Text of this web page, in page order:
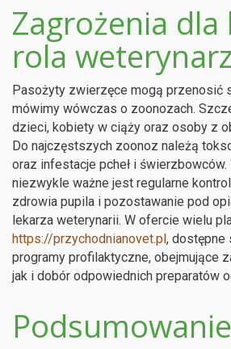
Zagrożenia dla
rola
Pasożyty zwierzęce mogą przenosić
mówimy wówczas o zoonozach.
dzieci, kobiety w ciąży oraz osoby z
Do najczęstszych zoonoz należą
oraz infestacje pcheł i świerzbowców.
niezwykle ważne jest regularne
zdrowia pupila i pozostawanie pod
lekarza weterynarii. W ofercie wielu
https://przychodnianovet.pl, dostępne
programy profilaktyczne, obejmujące
jak i dobór odpowiednich preparatów
Podsumowanie